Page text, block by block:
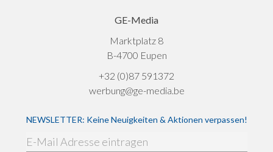
GE-Media
Marktplatz 8
B-4700 Eupen
+32 (0)87 591372
werbung@ge-media.be
NEWSLETTER: Keine Neuigkeiten & Aktionen verpassen!